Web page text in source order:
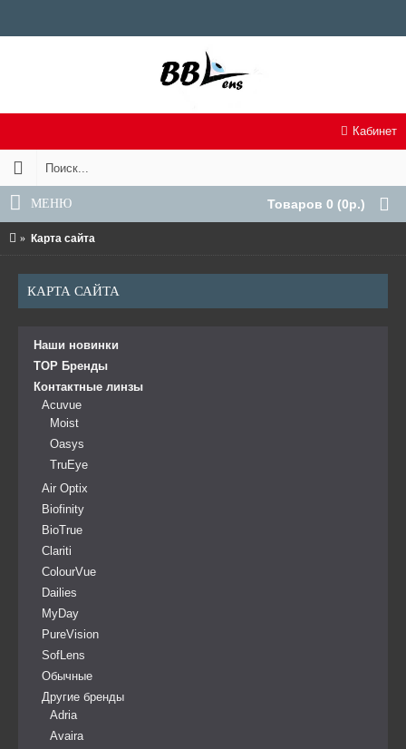
Товаров 0 (0р.)
Кабинет
МЕНЮ
Карта сайта
КАРТА САЙТА
Наши новинки
TOP Бренды
Контактные линзы
Acuvue
Moist
Oasys
TruEye
Air Optix
Biofinity
BioTrue
Clariti
ColourVue
Dailies
MyDay
PureVision
SofLens
Обычные
Другие бренды
Adria
Avaira